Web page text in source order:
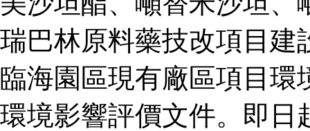
瑞巴林原料藥技改項目建
臨海園區現有廠區項目環
環境影響評價文件。即日